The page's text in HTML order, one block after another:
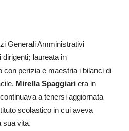
Generali Amministrativi
laureata in
con perizia e maestria i bilanci di
Mirella Spaggiariera in
a tenersi aggiornata
scolastico in cui aveva
sua vita.